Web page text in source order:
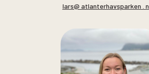
lars@ atlanterhavsparken .